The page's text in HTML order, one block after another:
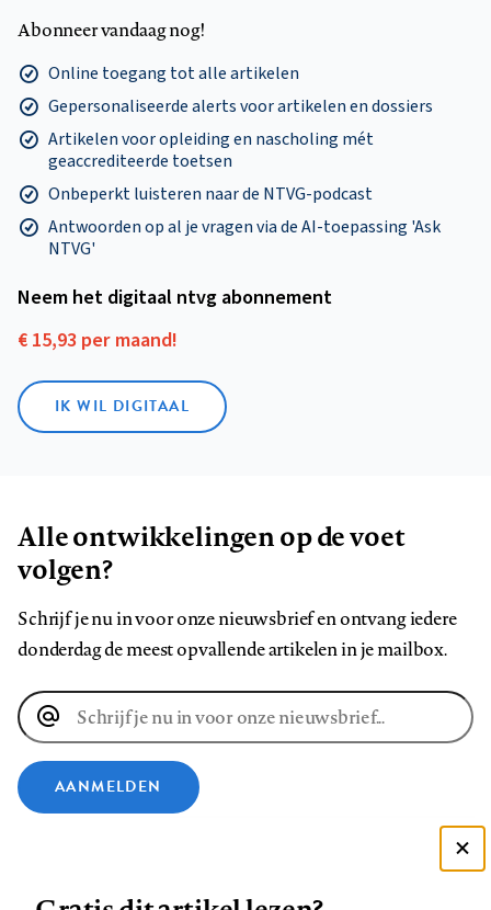
Abonneer vandaag nog!
Online toegang tot alle artikelen
Gepersonaliseerde alerts voor artikelen en dossiers
Artikelen voor opleiding en nascholing mét
geaccrediteerde toetsen
Onbeperkt luisteren naar de NTVG-podcast
Antwoorden op al je vragen via de AI-toepassing 'Ask
NTVG'
Neem het digitaal ntvg abonnement
€ 15,93 per maand!
IK WIL DIGITAAL
Alle ontwikkelingen op de voet
volgen?
Schrijf je nu in voor onze nieuwsbrief en ontvang iedere
donderdag de meest opvallende artikelen in je mailbox.
E-
mailadres
AANMELDEN